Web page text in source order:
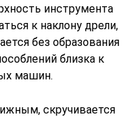
инструмента
к наклону дрели,
без образования
близка к
машин.
скручивается